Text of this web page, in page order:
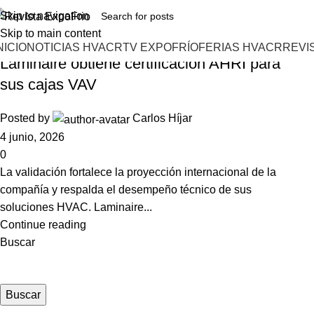
Skip to navigation
Skip to main content
NOTICIAS HVACRTV EXPOFRÍOFERIAS HVACR
04 Jun
Noticias HVAC-R,Tecnología
Laminaire obtiene certificación AHRI para
sus cajas VAV
Posted by
Carlos Híjar
4 junio, 2026
0
La validación fortalece la proyección internacional de la
compañía y respalda el desempeño técnico de sus
soluciones HVAC. Laminaire...
Continue reading
Buscar
Buscar